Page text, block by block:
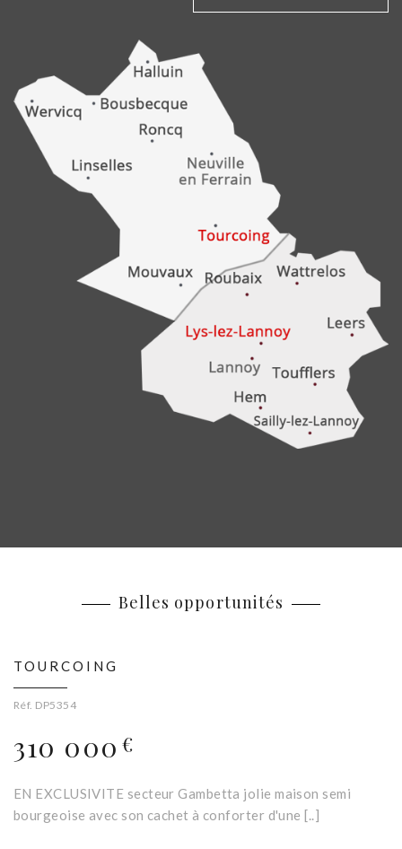
Belles opportunités
TOURCOING
Réf. DP5354
310 000 €
EN EXCLUSIVITE secteur Gambetta jolie maison semi
bourgeoise avec son cachet à conforter d'une [..]